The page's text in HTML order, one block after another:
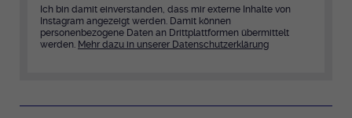
Ich bin damit einverstanden, dass mir externe Inhalte von
Instagram angezeigt werden. Damit können
personenbezogene Daten an Drittplattformen übermittelt
werden. Mehr dazu in unserer Datenschutzerklärung